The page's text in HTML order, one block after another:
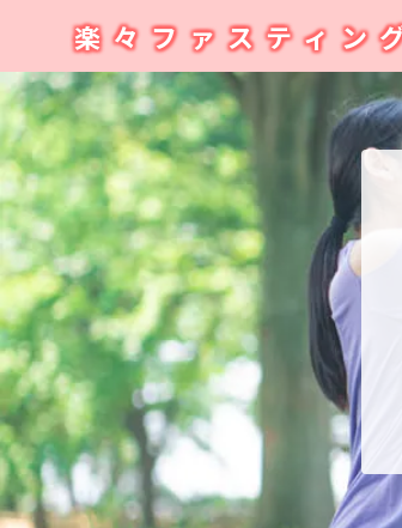
楽々ファスティン